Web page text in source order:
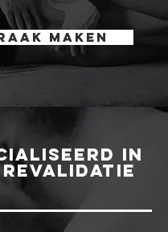
maken
IN